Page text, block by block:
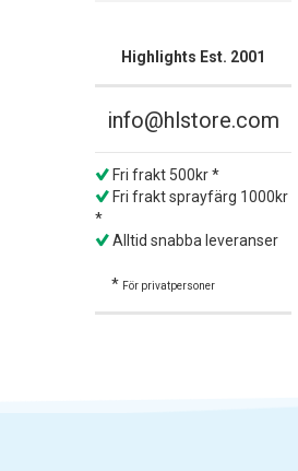
Highlights Est. 2001
info@hlstore.com
Fri frakt 500kr *
Fri frakt sprayfärg 1000kr
*
Alltid snabba leveranser
* För privatpersoner